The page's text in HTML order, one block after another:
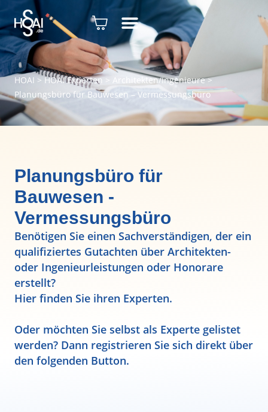
HOAI > HOAI Experten> Architekten/Ingenieure>
Planungsbüro für Bauwesen – Vermessungsbüro
Planungsbüro für
Bauwesen -
Vermessungsbüro
Benötigen Sie einen Sachverständigen, der ein
qualifiziertes Gutachten über Architekten-
oder Ingenieurleistungen oder Honorare
erstellt?
Hier finden Sie ihren Experten.
Oder möchten Sie selbst als Experte gelistet
werden? Dann registrieren Sie sich direkt über
den folgenden Button.